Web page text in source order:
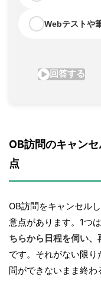
OB訪問のキャン
点
OB訪問をキャンセル
意点があります。1つ
ちらから日程を伺い
です。それがない限
問ができないまま終わ